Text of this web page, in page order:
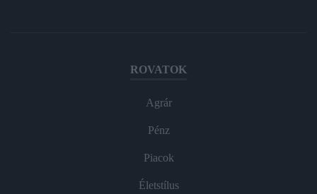
ROVATOK
Agrár
Pénz
Piacok
Életstílus